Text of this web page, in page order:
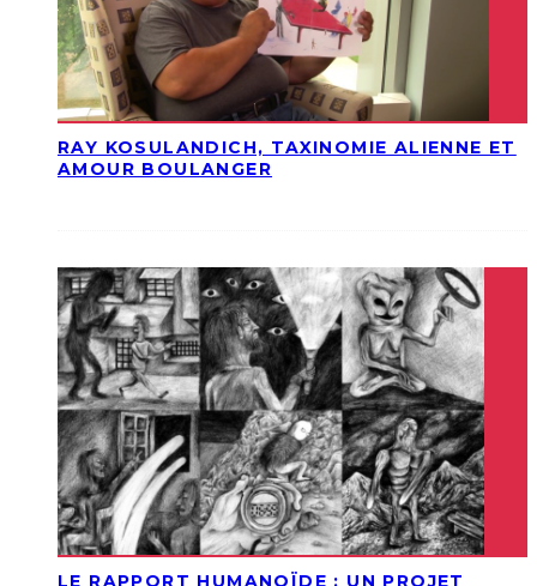
RAY KOSULANDICH, TAXINOMIE ALIENNE ET
AMOUR BOULANGER
LE RAPPORT HUMANOÏDE : UN PROJET